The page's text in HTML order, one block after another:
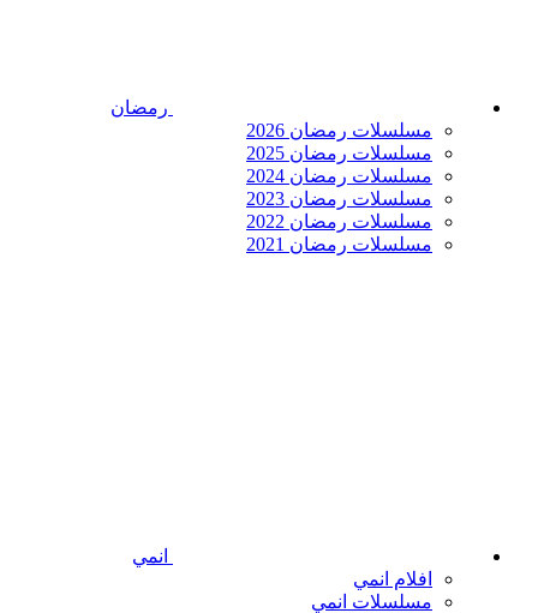
رمضان
مسلسلات رمضان 2026
مسلسلات رمضان 2025
مسلسلات رمضان 2024
مسلسلات رمضان 2023
مسلسلات رمضان 2022
مسلسلات رمضان 2021
انمي
افلام انمي
مسلسلات انمي